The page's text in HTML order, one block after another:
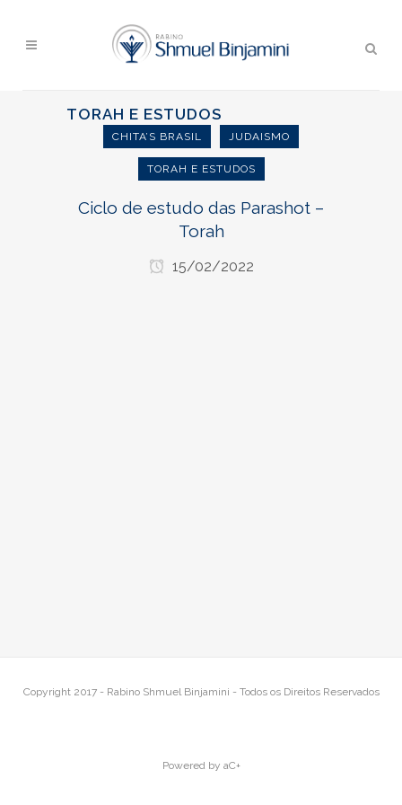
TORAH E ESTUDOS
CHITA’S BRASIL JUDAISMO
TORAH E ESTUDOS
Ciclo de estudo das Parashot –
Torah
15/02/2022
Copyright 2017 - Rabino Shmuel Binjamini - Todos os Direitos Reservados
Powered by aC+